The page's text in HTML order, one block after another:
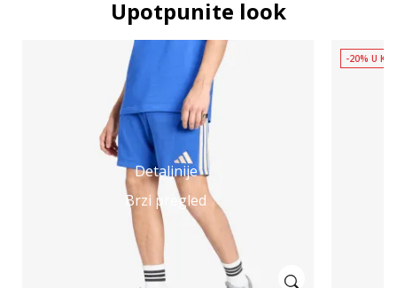
Upotpunite look
Detaljnije
Brzi pregled
-20% U